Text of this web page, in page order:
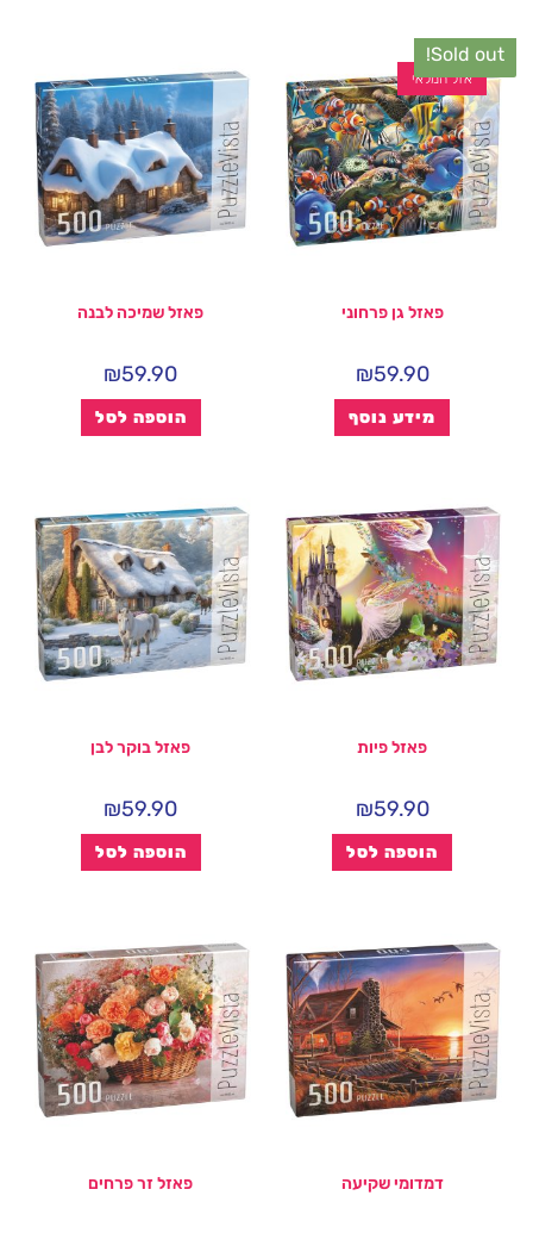
Sold out!
אזל המלאי
פאזל גן פרחוני
₪59.90
מידע נוסף
פאזל שמיכה לבנה
₪59.90
הוספה לסל
פאזל פיות
₪59.90
הוספה לסל
פאזל בוקר לבן
₪59.90
הוספה לסל
דמדומי שקיעה פאזל זר פרחים